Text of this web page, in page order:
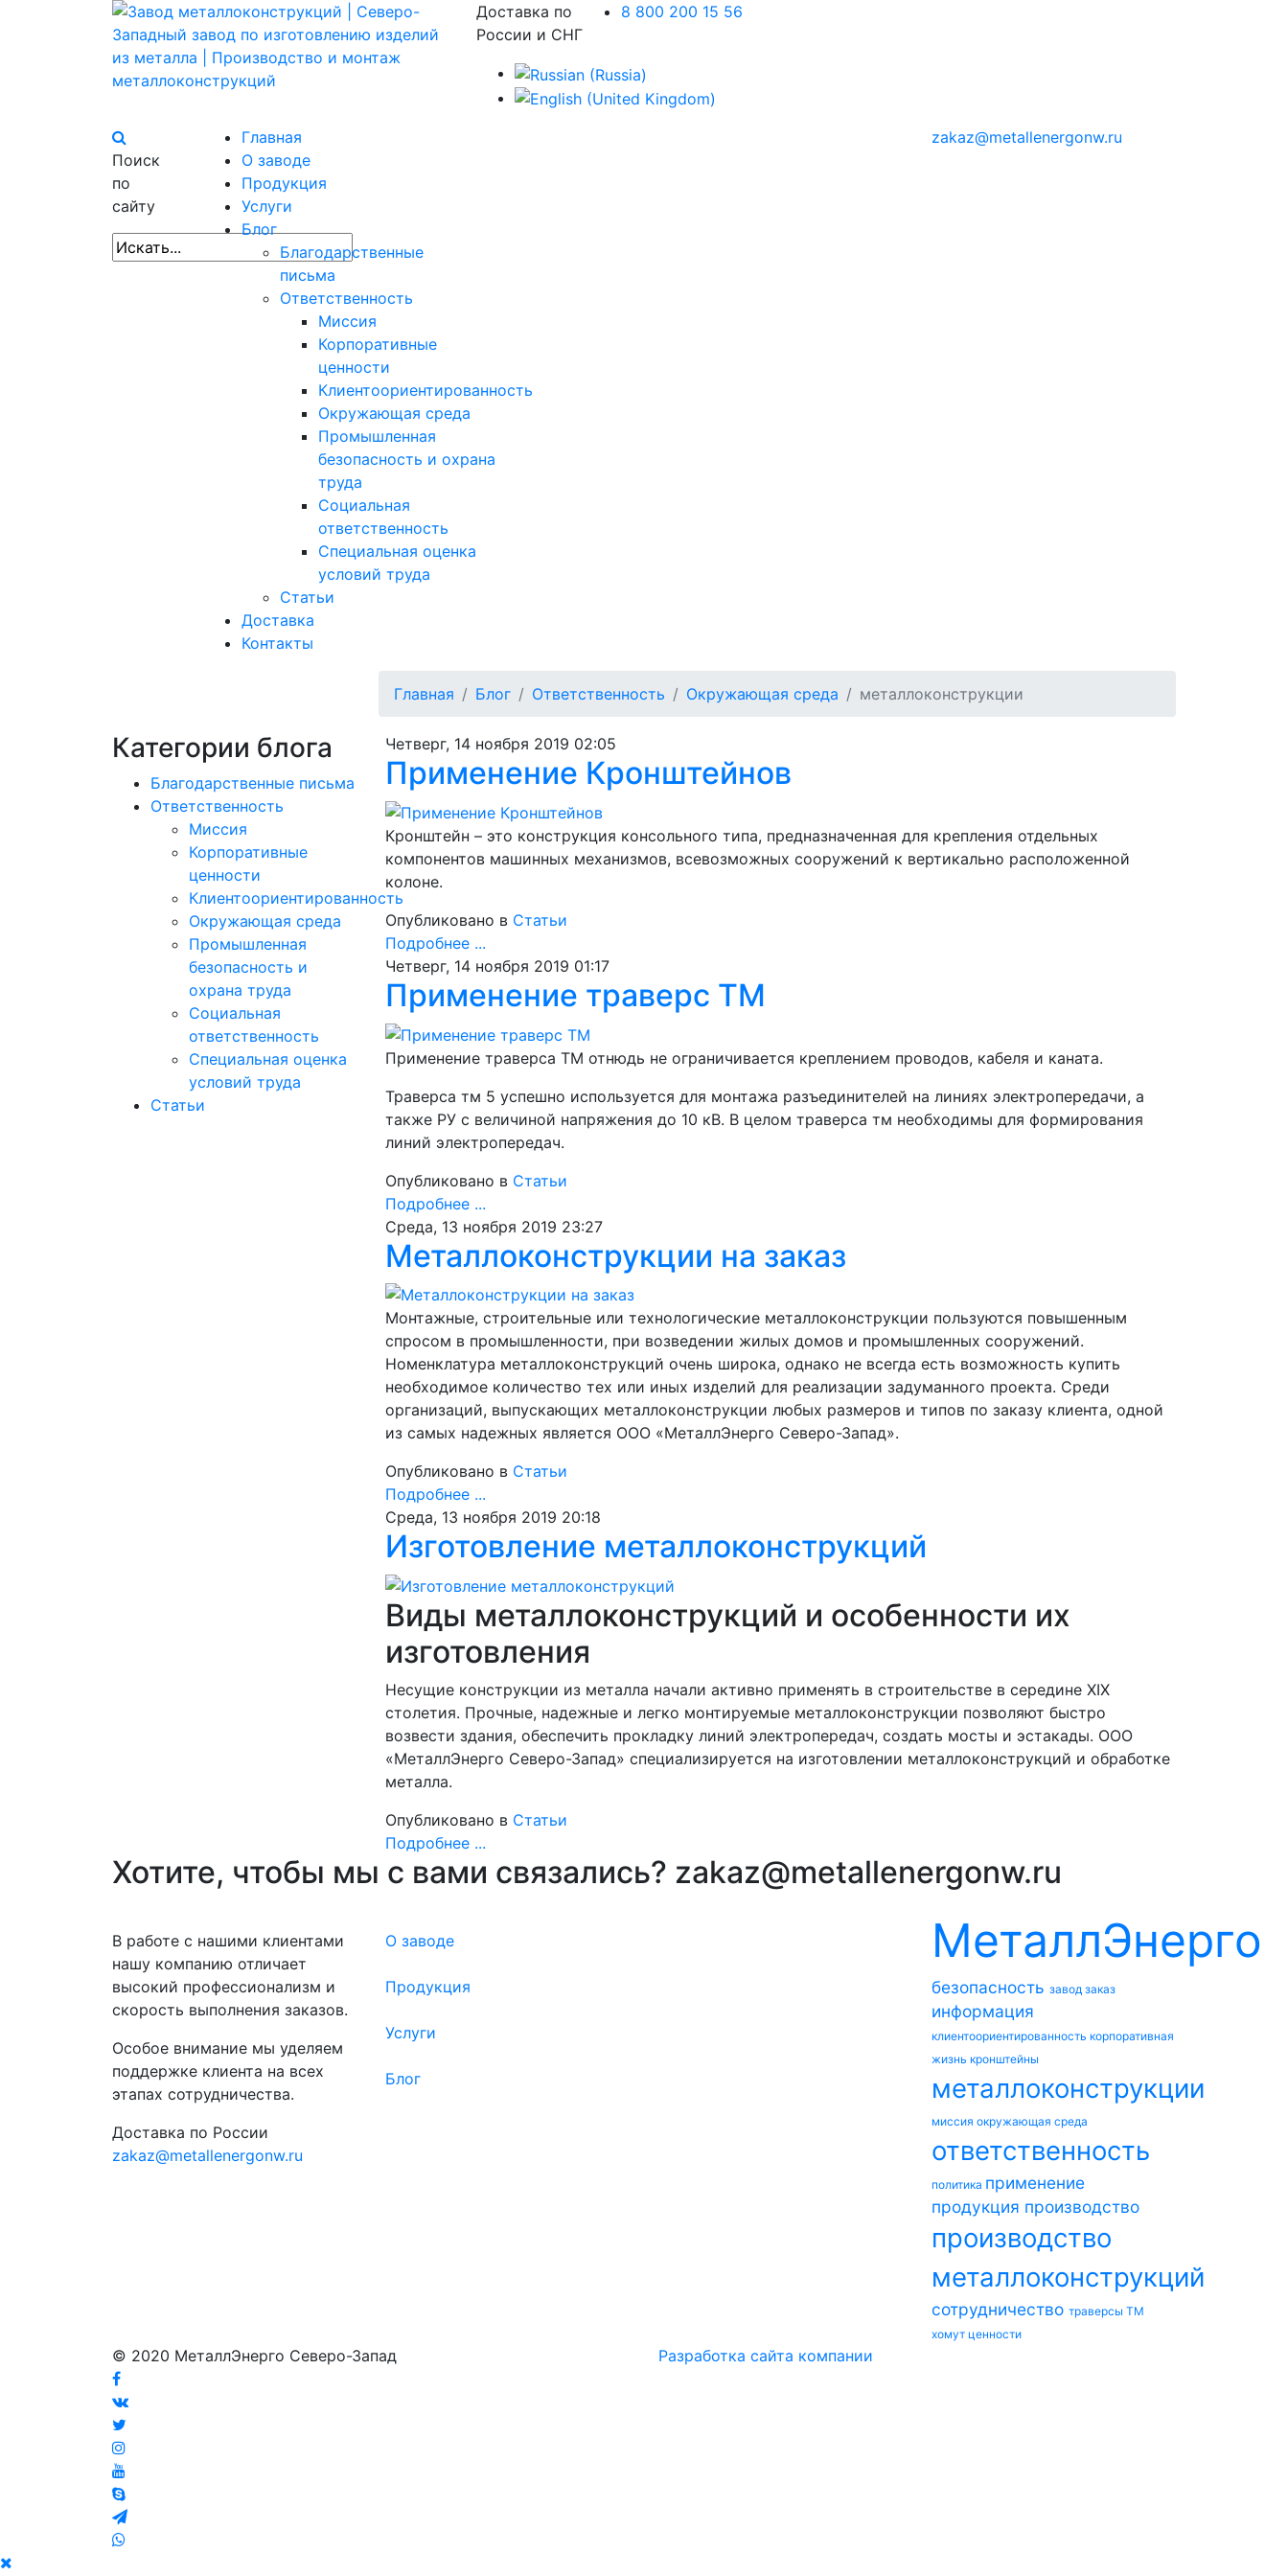
Доставка по
России и СНГ
8 800 200 15 56
Поиск
по
сайту
Главная
О заводе
Продукция
Услуги
Блог
Благодарственные
письма
Ответственность
Миссия
Корпоративные
ценности
Клиентоориентированность
Окружающая среда
Промышленная
безопасность и охрана
труда
Социальная
ответственность
Специальная оценка
условий труда
Статьи
Доставка
Контакты
zakaz@metallenergonw.ru
Главная Блог Ответственность Окружающая среда металлоконструкции
Категории блога
Благодарственные письма
Ответственность
Миссия
Корпоративные
ценности
Клиентоориентированность
Окружающая среда
Промышленная
безопасность и
охрана труда
Социальная
ответственность
Специальная оценка
условий труда
Статьи
Четверг, 14 ноября 2019 02:05
Применение Кронштейнов
Кронштейн – это конструкция консольного типа, предназначенная для крепления отдельных
компонентов машинных механизмов, всевозможных сооружений к вертикально расположенной
колоне.
Опубликовано в Статьи
Подробнее ...
Четверг, 14 ноября 2019 01:17
Применение траверс ТМ
Применение траверса ТМ отнюдь не ограничивается креплением проводов, кабеля и каната.
Траверса тм 5 успешно используется для монтажа разъединителей на линиях электропередачи, а
также РУ с величиной напряжения до 10 кВ. В целом траверса тм необходимы для формирования
линий электропередач.
Опубликовано в Статьи
Подробнее ...
Среда, 13 ноября 2019 23:27
Металлоконструкции на заказ
Монтажные, строительные или технологические металлоконструкции пользуются повышенным
спросом в промышленности, при возведении жилых домов и промышленных сооружений.
Номенклатура металлоконструкций очень широка, однако не всегда есть возможность купить
необходимое количество тех или иных изделий для реализации задуманного проекта. Среди
организаций, выпускающих металлоконструкции любых размеров и типов по заказу клиента, одной
из самых надежных является ООО «МеталлЭнерго Северо-Запад».
Опубликовано в Статьи
Подробнее ...
Среда, 13 ноября 2019 20:18
Изготовление металлоконструкций
Виды металлоконструкций и особенности их
изготовления
Несущие конструкции из металла начали активно применять в строительстве в середине XIX
столетия. Прочные, надежные и легко монтируемые металлоконструкции позволяют быстро
возвести здания, обеспечить прокладку линий электропередач, создать мосты и эстакады. ООО
«МеталлЭнерго Северо-Запад» специализируется на изготовлении металлоконструкций и обработке
металла.
Опубликовано в Статьи
Подробнее ...
Хотите, чтобы мы с вами связались? zakaz@metallenergonw.ru
В работе с нашими клиентами
нашу компанию отличает
высокий профессионализм и
скорость выполнения заказов.
Особое внимание мы уделяем
поддержке клиента на всех
этапах сотрудничества.
Доставка по России
zakaz@metallenergonw.ru
О заводе
Продукция
Услуги
Блог
МеталлЭнерго
безопасность завод заказ
информация
клиентоориентированность корпоративная
жизнь кронштейны
металлоконструкции
миссия окружающая среда
ответственность
политика применение
продукция производство
производство
металлоконструкций
сотрудничество траверсы ТМ
хомут ценности
© 2020 МеталлЭнерго Северо-Запад Разработка сайта компании